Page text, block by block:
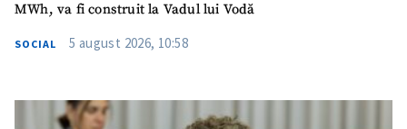
MWh, va fi construit la Vadul lui Vodă
SOCIAL 5 august 2026, 10:58